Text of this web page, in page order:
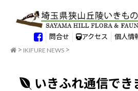
問合せ アクセス 個人情
IKIFURE NEWS
いきふれ通信でき